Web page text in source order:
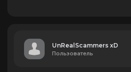
UnRealScammers xD
Пользователь